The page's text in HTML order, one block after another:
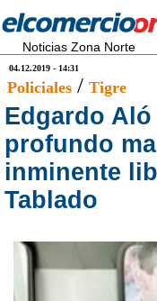
Noticias Zona Norte
04.12.2019 - 14:31
Policiales / Tigre
Edgardo
profundo
inminente
Tablado